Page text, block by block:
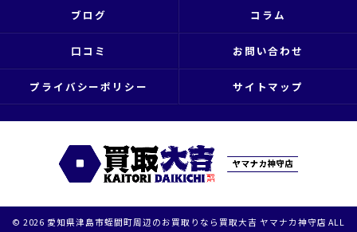
ブログ コラム
口コミ お問い合わせ
プライバシーポリシー サイトマップ
© 2026 愛知県津島市蛭間町周辺のお買取りなら買取大吉 ヤマナカ神守店 ALL